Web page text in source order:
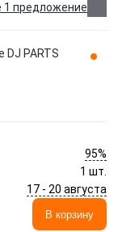
1 предложение
PARTS
95%
1 шт.
17 - 20 августа
В корзину